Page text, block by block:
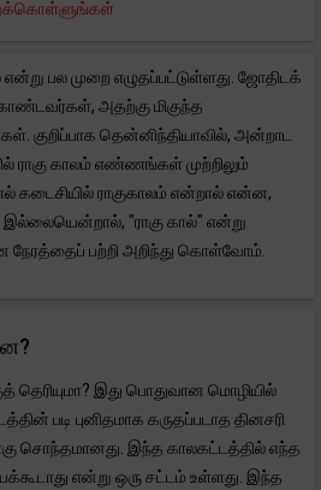
என்று பல முறை எழுதப்பட்டுள்ளது. ஜோதிடக்
அதற்கு மிகுந்த
குறிப்பாக தென்னிந்தியாவில், அன்றாட
ராகு காலம் எண்ணங்கள் முற்றிலும்
கடைசியில் ராகுகாலம் என்றால் என்ன,
"ராகு கால்" என்று
பற்றி அறிந்து கொள்வோம்.
தெரியுமா? இது பொதுவான மொழியில்
படி புனிதமாக கருதப்படாத தினசரி
சொந்தமானது. இந்த காலகட்டத்தில் எந்த
என்று ஒரு சட்டம் உள்ளது. இந்த